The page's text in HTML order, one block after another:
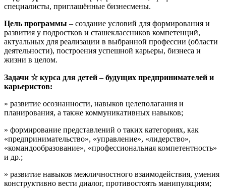
специалисты, приглашённые бизнесмены.
Цель программы – создание условий для формирования и
развития у подростков и сташеклассников компетенций,
актуальных для реализации в выбранной профессии (области
деятельности), построения успешной карьеры, бизнеса и
жизни в целом.
Задачи ☆ курса для детей –будущих предпринимателей и
карьеристов:
» развитие осознанности, навыков целеполагания и
планирования, а также коммуникативных навыков;
» формирование представлений о таких категориях, как
«предпринимательство», «управление», «лидерство»,
«командообразование», «профессиональная компетентность»
и др.;
» развитие навыков межличностного взаимодействия, умения
конструктивно вести диалог, противостоять манипуляциям;